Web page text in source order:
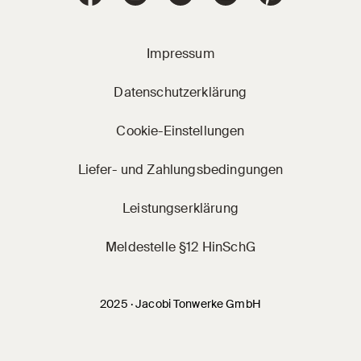
2025 · Jacobi Tonwerke GmbH
Impressum
Datenschutzerklärung
Cookie-Einstellungen
Liefer- und Zahlungsbedingungen
Leistungserklärung
Meldestelle §12 HinSchG